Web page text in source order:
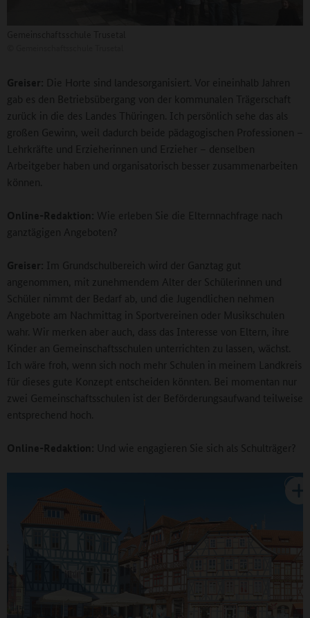
Greiser: Die Horte sind landesorganisiert. Vor eineinhalb Jahren
gab es den Betriebsübergang von der kommunalen Trägerschaft
zurück in die des Landes Thüringen. Ich persönlich sehe das als
großen Gewinn, weil dadurch beide pädagogischen Professionen –
Lehrkräfte und Erzieherinnen und Erzieher – denselben
Arbeitgeber haben und organisatorisch besser zusammenarbeiten
können.
Online-Redaktion: Wie erleben Sie die Elternnachfrage nach
ganztägigen Angeboten?
Greiser: Im Grundschulbereich wird der Ganztag gut
angenommen, mit zunehmendem Alter der Schülerinnen und
Schüler nimmt der Bedarf ab, und die Jugendlichen nehmen
Angebote am Nachmittag in Sportvereinen oder Musikschulen
wahr. Wir merken aber auch, dass das Interesse von Eltern, ihre
Kinder an Gemeinschaftsschulen unterrichten zu lassen, wächst.
Ich wäre froh, wenn sich noch mehr Schulen in meinem Landkreis
für dieses gute Konzept entscheiden könnten. Bei momentan nur
zwei Gemeinschaftsschulen ist der Beförderungsaufwand teilweise
entsprechend hoch.
Online-Redaktion: Und wie engagieren Sie sich als Schulträger?